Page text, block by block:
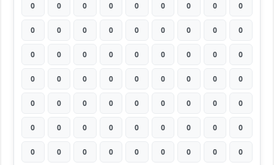
0 0 0 0 0 0 0 0 0
0 0 0 0 0 0 0 0 0
0 0 0 0 0 0 0 0 0
0 0 0 0 0 0 0 0 0
0 0 0 0 0 0 0 0 0
0 0 0 0 0 0 0 0 0
0 0 0 0 0 0 0 0 0